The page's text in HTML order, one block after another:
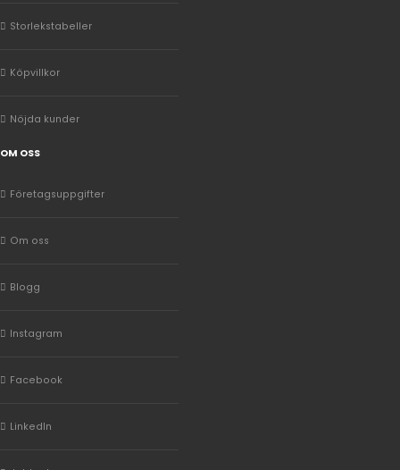
Storlekstabeller
Köpvillkor
Nöjda kunder
OM OSS
Företagsuppgifter
Om oss
Blogg
Instagram
Facebook
LinkedIn